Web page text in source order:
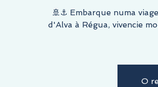
🚢⚓ Embarque numa
d'Alva à Régua, vivencie
O